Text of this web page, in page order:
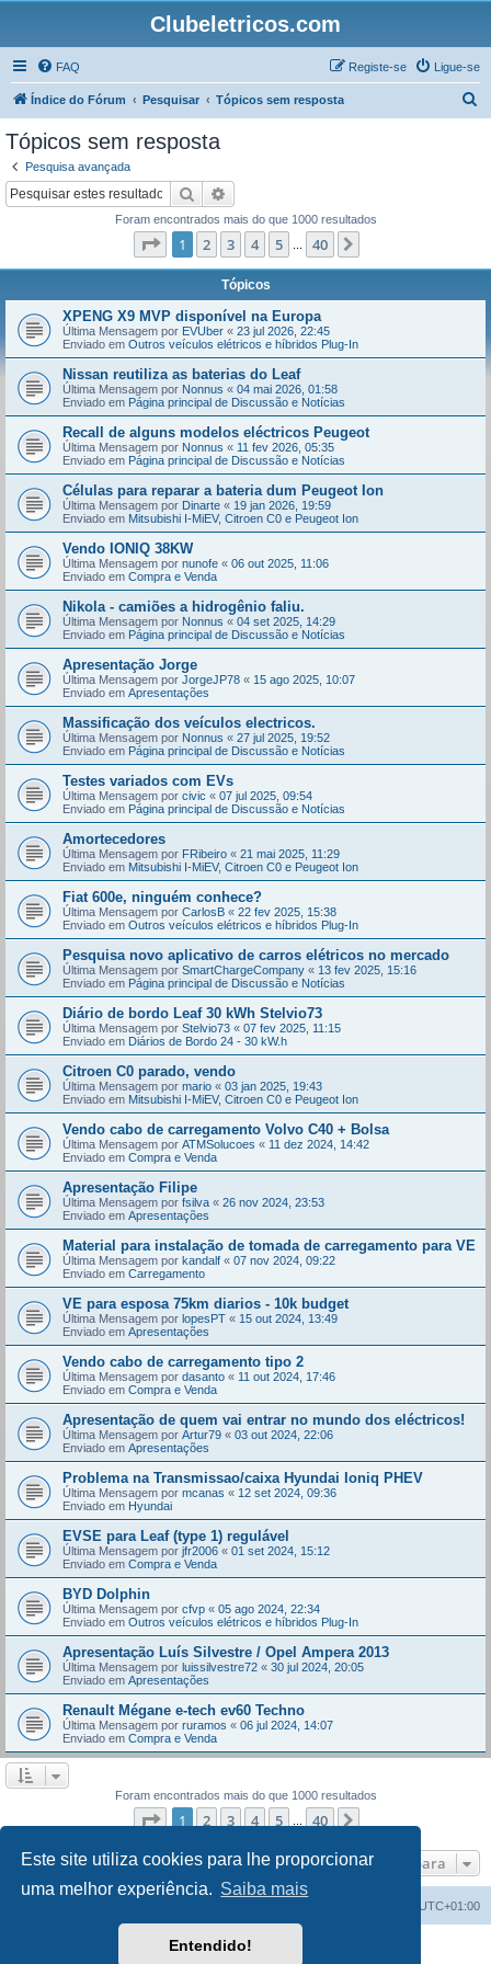
Este site utiliza cookies para lhe proporcionar
uma melhor experiência. Saiba mais
Entendido!
Clubeletricos.com
FAQ Ligue-se
Registe-se
Índice do Fórum Pesquisar Tópicos sem resposta
Tópicos sem resposta
Pesquisa avançada
Pesquisar
Foram encontrados mais do que 1000 resultados
Página de 40
1 2 3 4 5 40
Tópicos
XPENG X9 MVP disponível na Europa
Última Mensagem por EVUber « 23 jul 2026, 22:45
Enviado em Outros veículos elétricos e híbridos Plug-In
Nissan reutiliza as baterias do Leaf
Última Mensagem por Nonnus « 04 mai 2026, 01:58
Enviado em Página principal de Discussão e Notícias
Recall de alguns modelos eléctricos Peugeot
Última Mensagem por Nonnus « 11 fev 2026, 05:35
Enviado em Página principal de Discussão e Notícias
Células para reparar a bateria dum Peugeot Ion
Última Mensagem por Dinarte « 19 jan 2026, 19:59
Enviado em Mitsubishi I-MiEV, Citroen C0 e Peugeot Ion
Vendo IONIQ 38KW
Última Mensagem por nunofe « 06 out 2025, 11:06
Enviado em Compra e Venda
Nikola - camiões a hidrogênio faliu.
Última Mensagem por Nonnus « 04 set 2025, 14:29
Enviado em Página principal de Discussão e Notícias
Apresentação Jorge
Última Mensagem por JorgeJP78 « 15 ago 2025, 10:07
Enviado em Apresentações
Massificação dos veículos electricos.
Última Mensagem por Nonnus « 27 jul 2025, 19:52
Enviado em Página principal de Discussão e Notícias
Testes variados com EVs
Última Mensagem por civic « 07 jul 2025, 09:54
Enviado em Página principal de Discussão e Notícias
Amortecedores
Última Mensagem por FRibeiro « 21 mai 2025, 11:29
Enviado em Mitsubishi I-MiEV, Citroen C0 e Peugeot Ion
Fiat 600e, ninguém conhece?
Última Mensagem por CarlosB « 22 fev 2025, 15:38
Enviado em Outros veículos elétricos e híbridos Plug-In
Pesquisa novo aplicativo de carros elétricos no mercado
Última Mensagem por SmartChargeCompany « 13 fev 2025, 15:16
Enviado em Página principal de Discussão e Notícias
Diário de bordo Leaf 30 kWh Stelvio73
Última Mensagem por Stelvio73 « 07 fev 2025, 11:15
Enviado em Diários de Bordo 24 - 30 kW.h
Citroen C0 parado, vendo
Última Mensagem por mario « 03 jan 2025, 19:43
Enviado em Mitsubishi I-MiEV, Citroen C0 e Peugeot Ion
Vendo cabo de carregamento Volvo C40 + Bolsa
Última Mensagem por ATMSolucoes « 11 dez 2024, 14:42
Enviado em Compra e Venda
Apresentação Filipe
Última Mensagem por fsilva « 26 nov 2024, 23:53
Enviado em Apresentações
Material para instalação de tomada de carregamento para VE
Última Mensagem por kandalf « 07 nov 2024, 09:22
Enviado em Carregamento
VE para esposa 75km diarios - 10k budget
Última Mensagem por lopesPT « 15 out 2024, 13:49
Enviado em Apresentações
Vendo cabo de carregamento tipo 2
Última Mensagem por dasanto « 11 out 2024, 17:46
Enviado em Compra e Venda
Apresentação de quem vai entrar no mundo dos eléctricos!
Última Mensagem por Artur79 « 03 out 2024, 22:06
Enviado em Apresentações
Problema na Transmissao/caixa Hyundai Ioniq PHEV
Última Mensagem por mcanas « 12 set 2024, 09:36
Enviado em Hyundai
EVSE para Leaf (type 1) regulável
Última Mensagem por jfr2006 « 01 set 2024, 15:12
Enviado em Compra e Venda
BYD Dolphin
Última Mensagem por cfvp « 05 ago 2024, 22:34
Enviado em Outros veículos elétricos e híbridos Plug-In
Apresentação Luís Silvestre / Opel Ampera 2013
Última Mensagem por luissilvestre72 « 30 jul 2024, 20:05
Enviado em Apresentações
Renault Mégane e-tech ev60 Techno
Última Mensagem por ruramos « 06 jul 2024, 14:07
Enviado em Compra e Venda
Foram encontrados mais do que 1000 resultados
Página de 40
1 2 3 4 5 40
Ir para
UTC+01:00
Desenvolvido porphpBB® Forum Software © phpBB Limited